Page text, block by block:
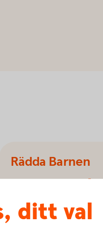
Rädda Barnen
6 057 626 kr
Rädda Barnen finns på
kämpar för alla barns
ditt val